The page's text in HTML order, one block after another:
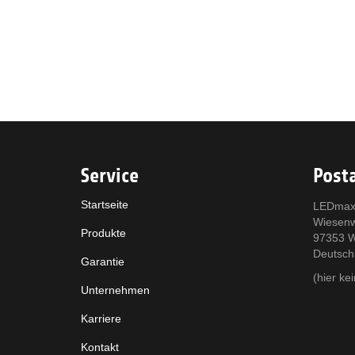
Service
Startseite
Produkte
Garantie
Unternehmen
Karriere
Kontakt
97353
(hier